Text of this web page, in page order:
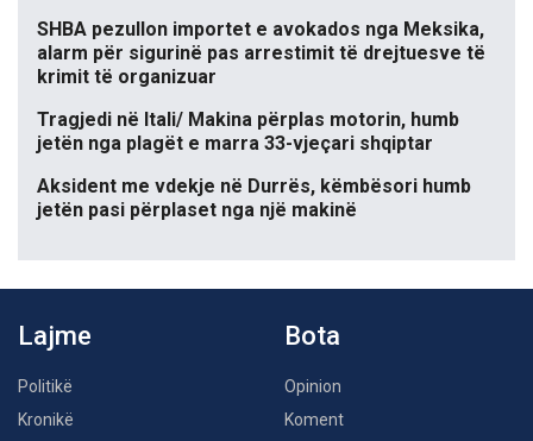
SHBA pezullon importet e avokados nga Meksika,
alarm për sigurinë pas arrestimit të drejtuesve të
krimit të organizuar
Tragjedi në Itali/ Makina përplas motorin, humb
jetën nga plagët e marra 33-vjeçari shqiptar
Aksident me vdekje në Durrës, këmbësori humb
jetën pasi përplaset nga një makinë
Lajme
Politikë
Kronikë
Bota
Opinion
Koment